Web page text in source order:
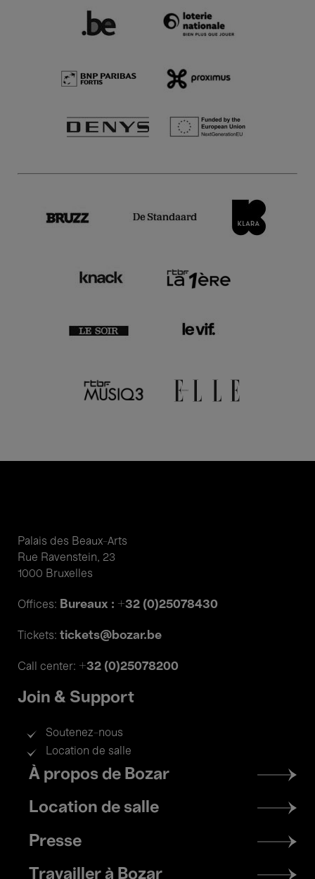
Palais des Beaux-Arts
Rue Ravenstein, 23
1000 Bruxelles
Offices: Bureaux : +32 (0)25078430
Tickets: tickets@bozar.be
Call center: +32 (0)25078200
Join & Support
Soutenez-nous
Location de salle
Footer
menu
À propos de Bozar
Location de salle
Presse
Travailler à Bozar